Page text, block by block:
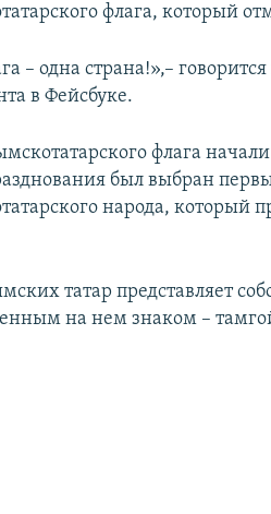
флага, который
– одна страна!»,–
в Фейсбуке.
флага
был выбран
народа, который
татар представляет
на нем знаком – тамгой